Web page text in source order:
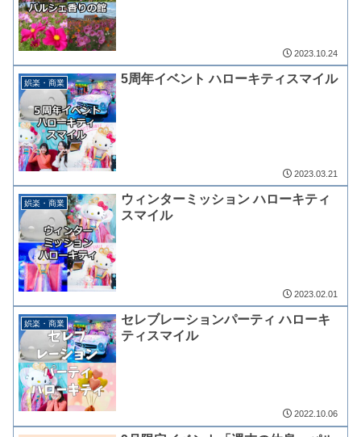
2023.10.24
娯楽・商業 5周年イベント ハローキティスマイル
2023.03.21
娯楽・商業
ウィンターミッション ハローキティ
スマイル
2023.02.01
娯楽・商業
セレブレーションパーティ ハローキ
ティスマイル
2022.10.06